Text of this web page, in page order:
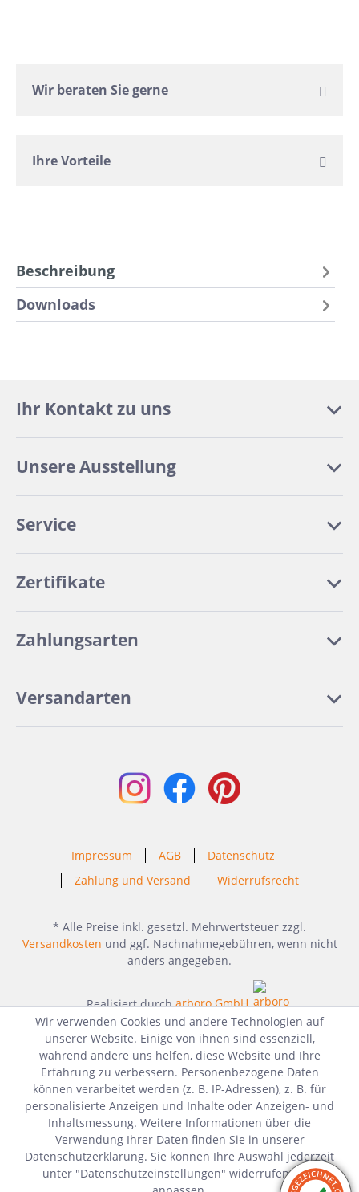
Wir beraten Sie gerne
Ihre Vorteile
Beschreibung
Downloads
Ihr Kontakt zu uns
Unsere Ausstellung
Service
Zertifikate
Zahlungsarten
Versandarten
Impressum AGB
Datenschutz
Zahlung und Versand
Widerrufsrecht
* Alle Preise inkl. gesetzl. Mehrwertsteuer zzgl.
Versandkosten und ggf. Nachnahmegebühren, wenn nicht
anders angegeben.
Realisiert durcharboro GmbH
Wir verwenden Cookies und andere Technologien auf
unserer Website. Einige von ihnen sind essenziell,
während andere uns helfen, diese Website und Ihre
Erfahrung zu verbessern. Personenbezogene Daten
können verarbeitet werden (z. B. IP-Adressen), z. B. für
personalisierte Anzeigen und Inhalte oder Anzeigen- und
Inhaltsmessung. Weitere Informationen über die
Verwendung Ihrer Daten finden Sie in unserer
Datenschutzerklärung. Sie können Ihre Auswahl jederzeit
unter "Datenschutzeinstellungen" widerrufen oder